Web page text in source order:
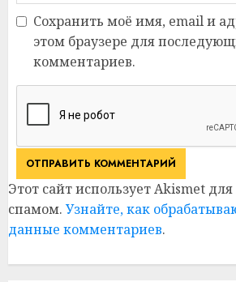
Сохранить моё имя, email и
этом браузере для
комментариев.
Этот сайт использует Akismet
спамом. Узнайте, как
данные комментариев.